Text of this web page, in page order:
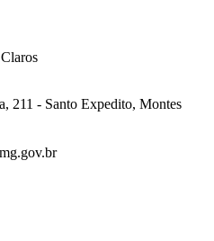
211 - Santo Expedito, Montes